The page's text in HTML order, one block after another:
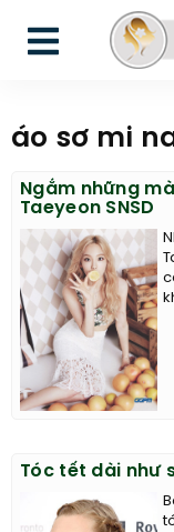
áo sơ mi
Ngắm những
Taeyeon SNSD
Tóc tết dài như